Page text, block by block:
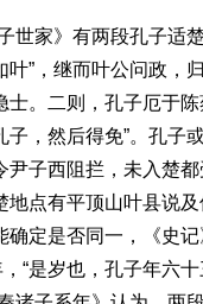
家》有两段孔子适楚
叶”，继而叶公问政，
士。二则，孔子厄于陈
子，然后得免”。孔子
尹子西阻拦，未入楚
地点有平顶山叶县说
确定是否同一，《史
“是岁也，孔子年六